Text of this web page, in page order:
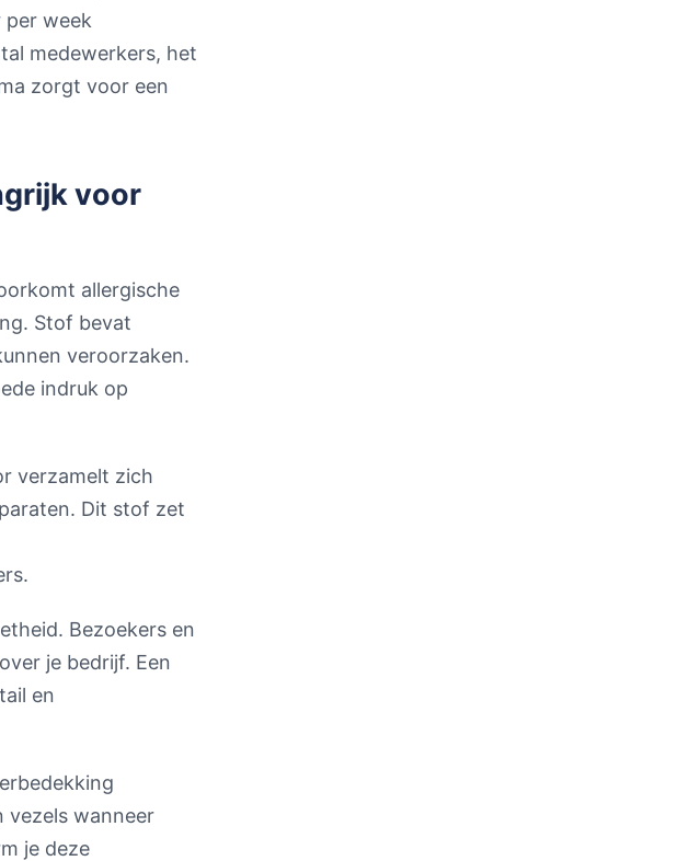
per week
medewerkers, het
zorgt voor een
voor
allergische
Stof bevat
veroorzaken.
indruk op
verzamelt zich
Dit stof zet
Bezoekers en
je bedrijf. Een
en
vezels wanneer
je deze